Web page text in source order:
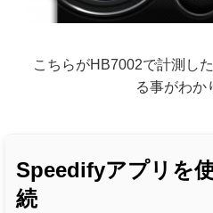
こちらがHB7002で計測し
る事がわか
Speedifyアプリを
続